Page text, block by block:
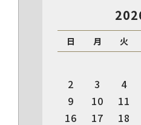
日 月 火
2
3 4
9
10 11
16
17 18